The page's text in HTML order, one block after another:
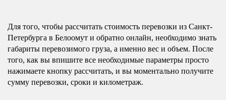
Для того, чтобы рассчитать стоимость перевозки из Санкт-
Петербурга в Белоомут и обратно онлайн, необходимо знать
габариты перевозимого груза, а именно вес и объем. После
того, как вы впишите все необходимые параметры просто
нажимаете кнопку рассчитать, и вы моментально получите
сумму перевозки, сроки и километраж.